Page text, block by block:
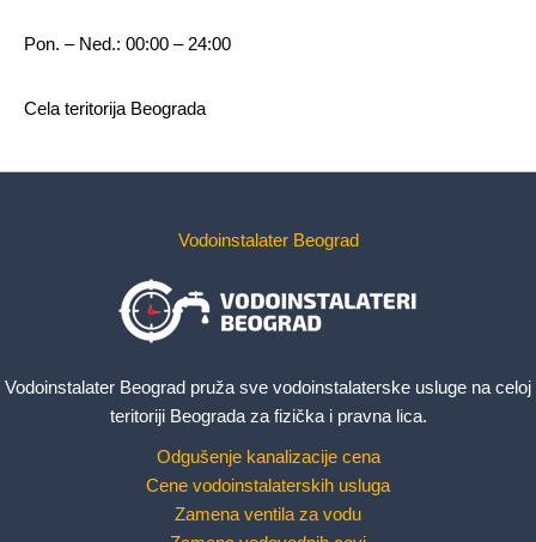
Pon. – Ned.: 00:00 – 24:00
Cela teritorija Beograda
Vodoinstalater Beograd
Vodoinstalater Beograd pruža sve vodoinstalaterske usluge na celoj
teritoriji Beograda za fizička i pravna lica.
Odgušenje kanalizacije cena
Cene vodoinstalaterskih usluga
Zamena ventila za vodu